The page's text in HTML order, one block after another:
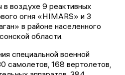
в воздухе 9 реактивных
огня «HIMARS» и 3
в районе населенного
области.
специальной военной
самолетов, 168 вертолетов,